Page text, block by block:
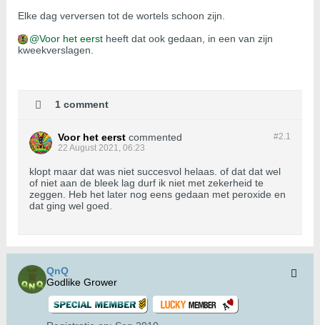
Elke dag verversen tot de wortels schoon zijn.
Voor het eerst heeft dat ook gedaan, in een van zijn
kweekverslagen.
1 comment
#2.1
Voor het eerst commented
22 August 2021, 06:23
klopt maar dat was niet succesvol helaas. of dat dat wel
of niet aan de bleek lag durf ik niet met zekerheid te
zeggen. Heb het later nog eens gedaan met peroxide en
dat ging wel goed.
QnQ
Godlike Grower